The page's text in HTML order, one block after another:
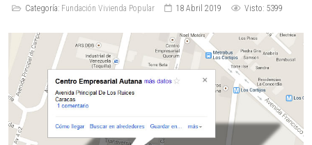
Categoría: Fundación Vivienda Popular 18 Abril 2019 Visto: 5399